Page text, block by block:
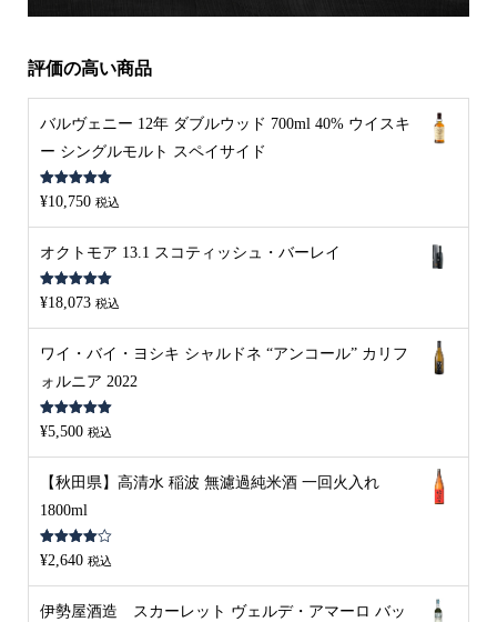
評価の高い商品
バルヴェニー 12年 ダブルウッド 700ml 40% ウイスキ
ー シングルモルト スペイサイド
5段階中5.00
の評価
¥10,750 税込
オクトモア 13.1 スコティッシュ・バーレイ
5段階中5.00
の評価
¥18,073 税込
ワイ・バイ・ヨシキ シャルドネ “アンコール” カリフ
ォルニア 2022
5段階中 5.00
の評価
¥5,500 税込
【秋田県】高清水 稲波 無濾過純米酒 一回火入れ
1800ml
5段階中
4.00の評
価
¥2,640 税込
伊勢屋酒造 スカーレット ヴェルデ・アマーロ バッ